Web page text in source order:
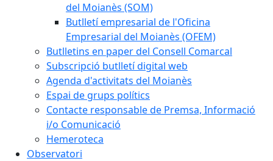
del Moianès (SOM)
Butlletí empresarial de l'Oficina
Empresarial del Moianès (OFEM)
Butlletins en paper del Consell Comarcal
Subscripció butlletí digital web
Agenda d'activitats del Moianès
Espai de grups polítics
Contacte responsable de Premsa, Informació
i/o Comunicació
Hemeroteca
Observatori